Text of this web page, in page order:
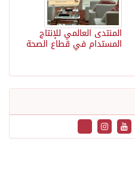
المنتدى العالمي للإنتاج
المستدام في قطاع الصحة